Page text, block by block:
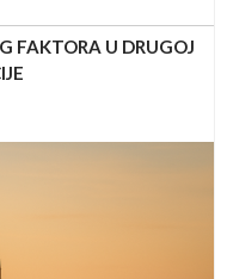
FAKTORA U DRUGOJ